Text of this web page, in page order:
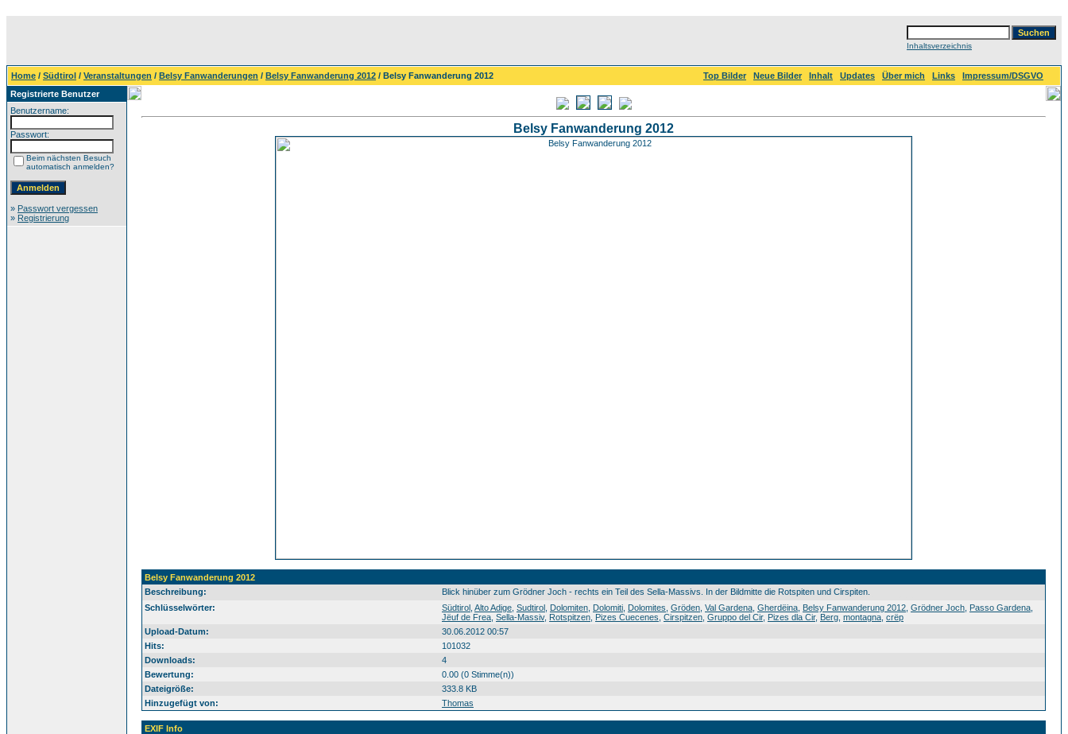
Inhaltsverzeichnis
Home / Südtirol / Veranstaltungen / Belsy Fanwanderungen / Belsy Fanwanderung 2012 / Belsy Fanwanderung 2012 Top Bilder Neue Bilder Inhalt Updates Über mich Links
Impressum/DSGVO
Registrierte Benutzer
Benutzername:
Passwort:
Beim nächsten Besuch
automatisch anmelden?
» Passwort vergessen
» Registrierung
Belsy Fanwanderung 2012
Belsy Fanwanderung 2012
Beschreibung:
Blick hinüber zum Grödner Joch - rechts ein Teil des Sella-Massivs. In der Bildmitte die Rotspiten und Cirspiten.
Schlüsselwörter: Südtirol Alto Adige Sudtirol Dolomiten Dolomiti Dolomites Gröden Val Gardena Gherdëina Belsy Fanwanderung 2012 Grödner Joch Passo Gardena
Jëuf de Frea Sella-Massiv, Rotspitzen Pizes Cuecenes Cirspitzen Gruppo del Cir, Pizes dla Cir, Berg montagna crëp
Upload-Datum:
30.06.2012 00:57
Hits:
101032
Downloads:
4
Bewertung:
0.00 (0 Stimme(n))
Dateigröße:
333.8 KB
Hinzugefügt von:
Thomas
EXIF Info